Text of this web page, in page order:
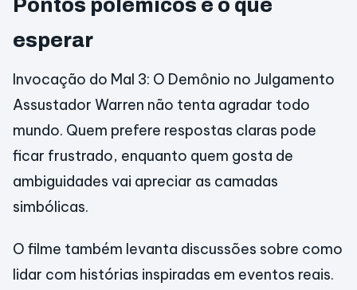
Pontos polêmicos e o que
esperar
Invocação do Mal 3: O Demônio no Julgamento
Assustador Warren não tenta agradar todo
mundo. Quem prefere respostas claras pode
ficar frustrado, enquanto quem gosta de
ambiguidades vai apreciar as camadas
simbólicas.
O filme também levanta discussões sobre como
lidar com histórias inspiradas em eventos reais.